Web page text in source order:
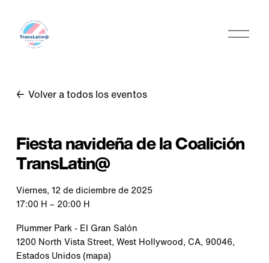
A
ú
Volver a todos los eventos
Fiesta navideña de la Coalición
TransLatin@
Viernes, 12 de diciembre de 2025
17:00 H
20:00 H
Plummer Park - El Gran Salón
1200 North Vista Street West Hollywood, CA, 90046
Estados Unidos (mapa)